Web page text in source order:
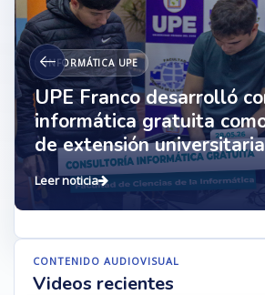
INFORMÁTICA UPE
UPE Franco desarrolló
informática gratuita
de extensión universitaria
Leer noticia
CONTENIDO AUDIOVISUAL
Videos recientes